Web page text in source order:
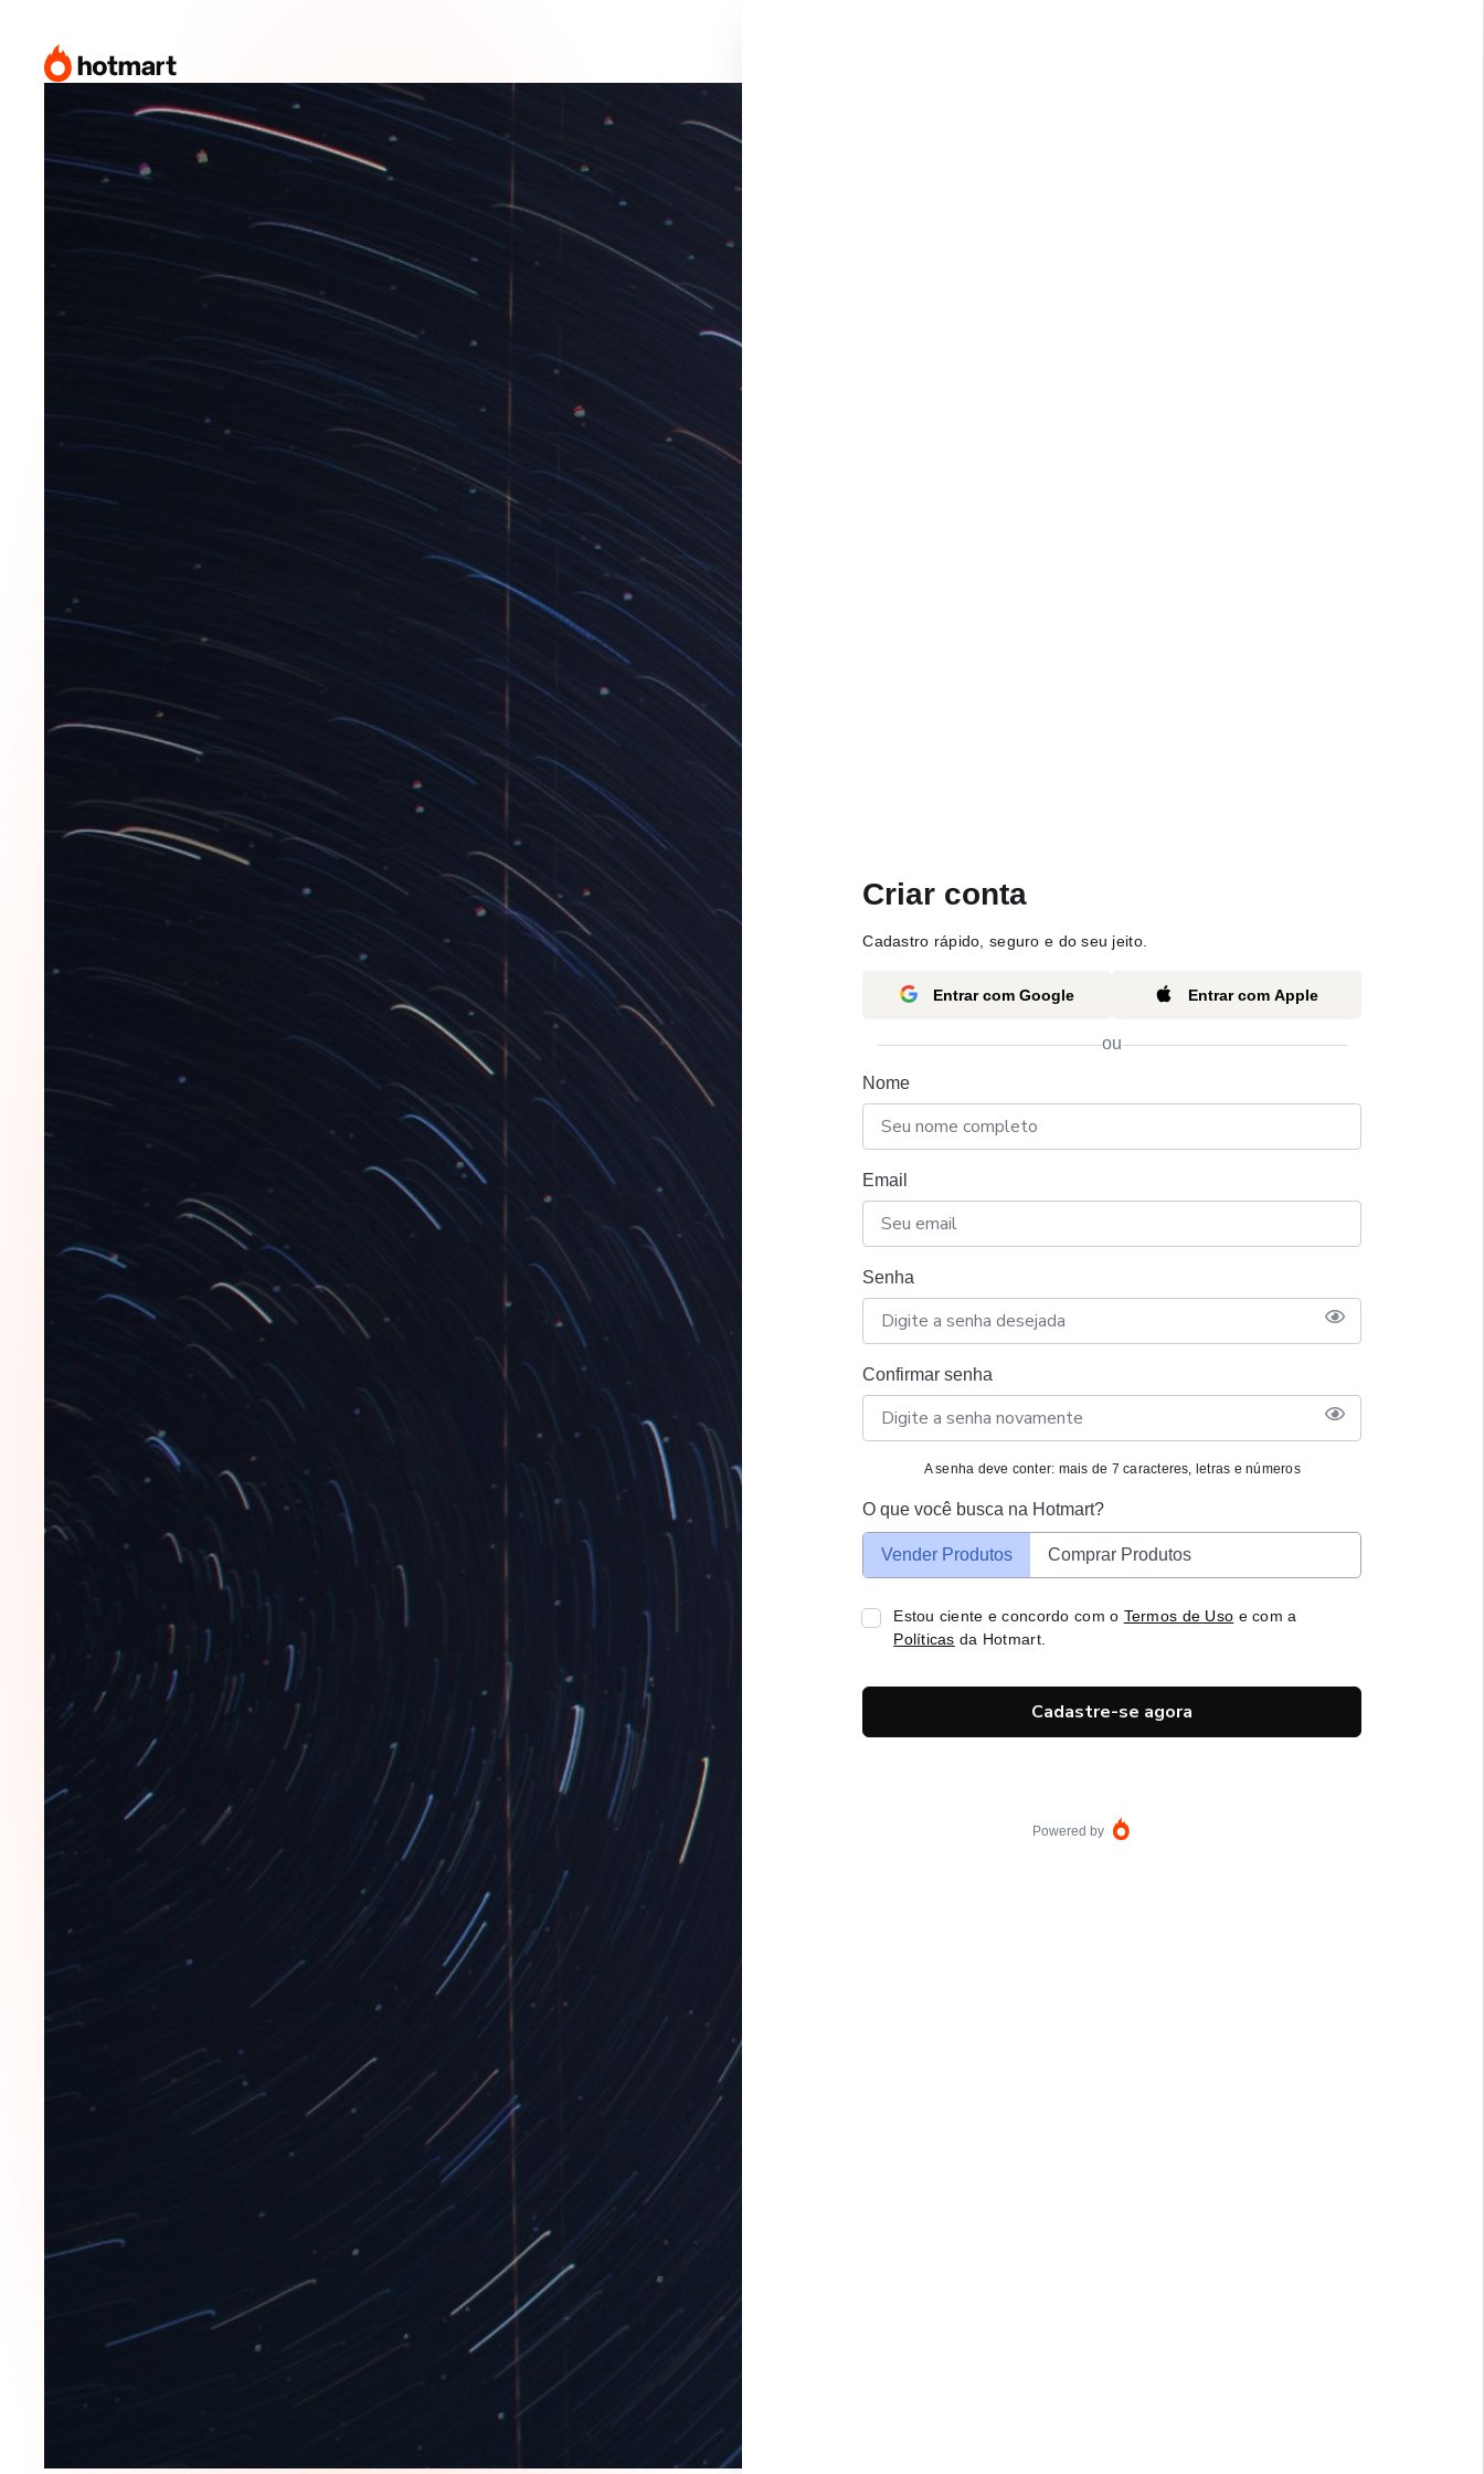
Criar conta
Cadastro rápido, seguro e do seu jeito.
Entrar com Google Entrar com Apple
ou
Nome
Email
Senha
Confirmar senha
A senha deve conter: mais de 7 caracteres, letras e números
O que você busca na Hotmart?
Vender Produtos Comprar Produtos
Estou ciente e concordo com o Termos de Uso e com a
Políticas da Hotmart.
Cadastre-se agora
Powered by